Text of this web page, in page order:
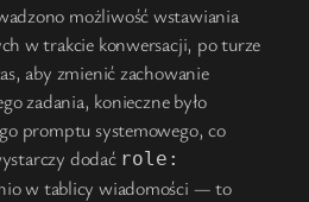
możliwość wstawiania
w trakcie konwersacji, po turze
aby zmienić zachowanie
zadania, konieczne było
promptu systemowego, co
dodać role:
w tablicy wiadomości — to